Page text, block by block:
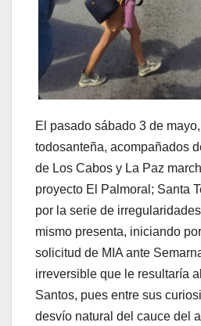
El pasado sábado 3 de
todosanteña, acompañados
de Los Cabos y La Paz
proyecto El Palmoral; Santa
por la serie de
mismo presenta, iniciando
solicitud de MIA ante
irreversible que le resultaría
Santos, pues entre sus
desvío natural del cauce del